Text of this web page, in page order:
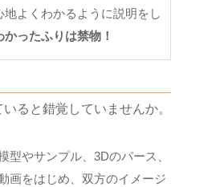
よくわかるように説明をし
かったふりは禁物！
いると錯覚していませんか。
型やサンプル、3Dのパース、
画をはじめ、双方のイメージ